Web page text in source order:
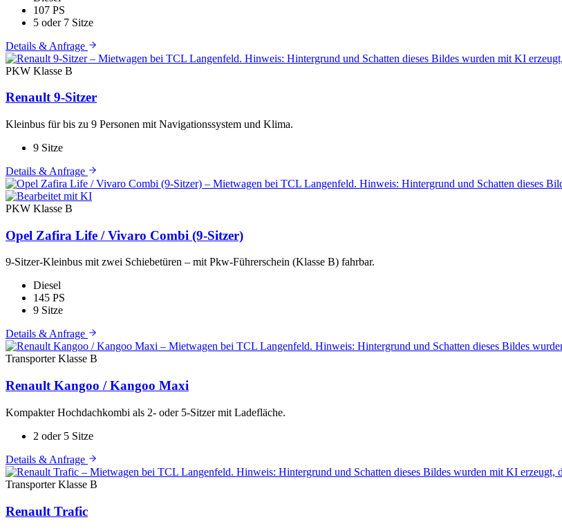
107 PS
5 oder 7 Sitze
Details & Anfrage
PKW Klasse B
Renault 9-Sitzer
Kleinbus für bis zu 9 Personen mit Navigationssystem und Klima.
9 Sitze
Details & Anfrage
PKW Klasse B
Opel Zafira Life / Vivaro Combi (9-Sitzer)
9-Sitzer-Kleinbus mit zwei Schiebetüren – mit Pkw-Führerschein (Klasse B) fahrbar.
Diesel
145 PS
9 Sitze
Details & Anfrage
Transporter Klasse B
Renault Kangoo / Kangoo Maxi
Kompakter Hochdachkombi als 2- oder 5-Sitzer mit Ladefläche.
2 oder 5 Sitze
Details & Anfrage
Transporter Klasse B
Renault Trafic